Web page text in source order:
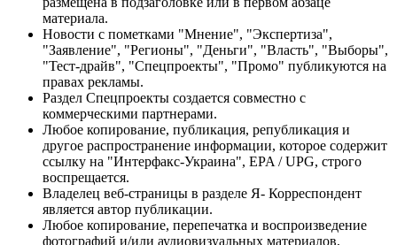
материала.
Новости с пометками "Мнение", "Экспертиза",
"Заявление", "Регионы", "Деньги", "Власть", "Выборы",
"Тест-драйв", "Спецпроекты", "Промо" публикуются на
правах рекламы.
Раздел Спецпроекты создается совместно с
коммерческими партнерами.
Любое копирование, публикация, републикация и
другое распространение информации, которое содержит
ссылку на "Интерфакс-Украина", EPA / UPG, строго
воспрещается.
Владелец веб-страницы в разделе Я- Корреспондент
является автор публикации.
Любое копирование, перепечатка и воспроизведение
фотографий и/или аудиовизуальных материалов,